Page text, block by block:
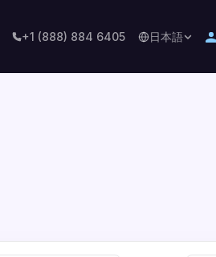
+1 (888) 884 6405 日本語